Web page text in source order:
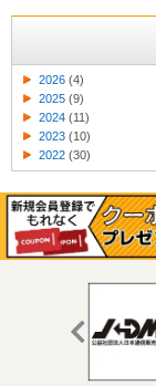
2026 (4)
2025 (9)
2024 (11)
2023 (10)
2022 (30)